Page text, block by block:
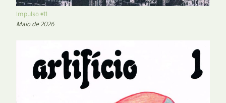
Impulso #11
Maio de 2026